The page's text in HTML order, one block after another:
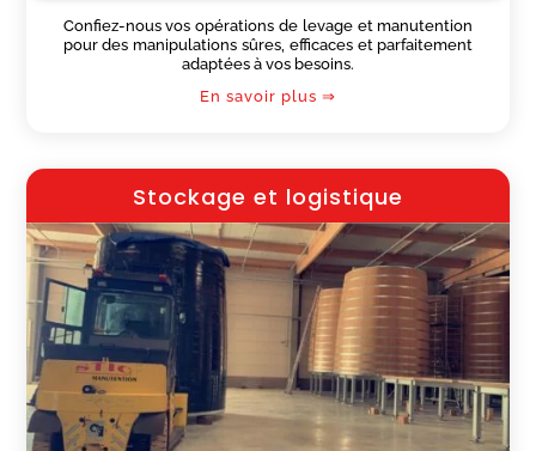
Confiez-nous vos opérations de levage et manutention
pour des manipulations sûres, efficaces et parfaitement
adaptées à vos besoins.
En savoir plus ⇒
Stockage et logistique